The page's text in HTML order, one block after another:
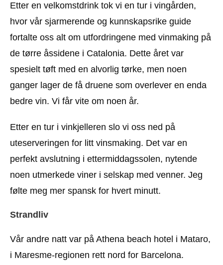
Etter en velkomstdrink tok vi en tur i vingården,
hvor vår sjarmerende og kunnskapsrike guide
fortalte oss alt om utfordringene med vinmaking på
de tørre åssidene i Catalonia. Dette året var
spesielt tøft med en alvorlig tørke, men noen
ganger lager de få druene som overlever en enda
bedre vin. Vi får vite om noen år.
Etter en tur i vinkjelleren slo vi oss ned på
uteserveringen for litt vinsmaking. Det var en
perfekt avslutning i ettermiddagssolen, nytende
noen utmerkede viner i selskap med venner. Jeg
følte meg mer spansk for hvert minutt.
Strandliv
Vår andre natt var på Athena beach hotel i Mataro,
i Maresme-regionen rett nord for Barcelona.